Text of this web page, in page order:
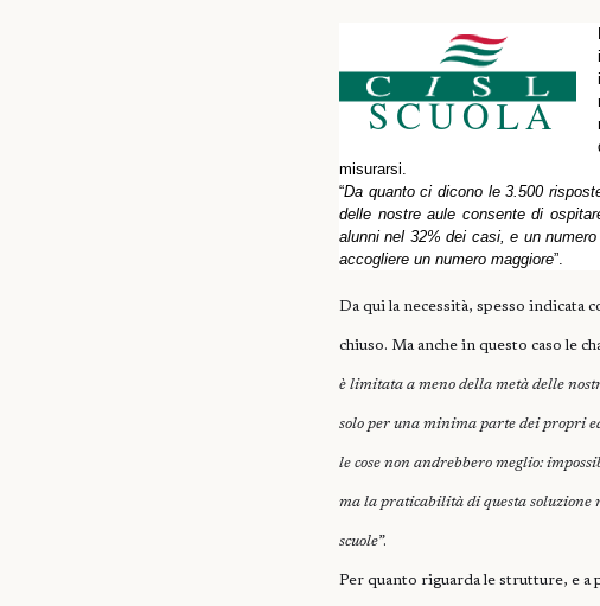
misurarsi.
“Da quanto ci dicono le 3.500
delle nostre aule consente di
alunni nel 32% dei casi, e un
accogliere un numero maggiore”.
Da qui la necessità, spesso indicata
chiuso. Ma anche in questo caso le
è limitata a meno della metà delle
solo per una minima parte dei propri
le cose non andrebbero meglio:
ma la praticabilità di questa soluzione
scuole”.
Per quanto riguarda le strutture, e a